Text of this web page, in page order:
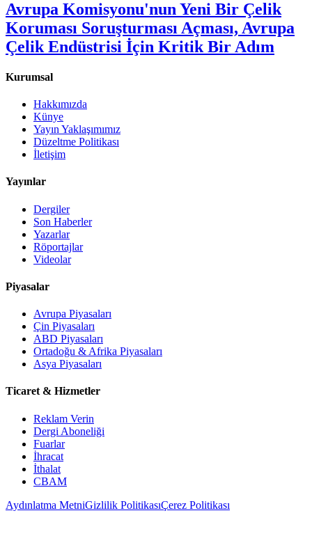
Avrupa Komisyonu'nun Yeni Bir Çelik
Koruması Soruşturması Açması, Avrupa
Çelik Endüstrisi İçin Kritik Bir Adım
Kurumsal
Hakkımızda
Künye
Yayın Yaklaşımımız
Düzeltme Politikası
İletişim
Yayınlar
Dergiler
Son Haberler
Yazarlar
Röportajlar
Videolar
Piyasalar
Avrupa Piyasaları
Çin Piyasaları
ABD Piyasaları
Ortadoğu & Afrika Piyasaları
Asya Piyasaları
Ticaret & Hizmetler
Reklam Verin
Dergi Aboneliği
Fuarlar
İhracat
İthalat
CBAM
Aydınlatma MetniGizlilik PolitikasıÇerez Politikası